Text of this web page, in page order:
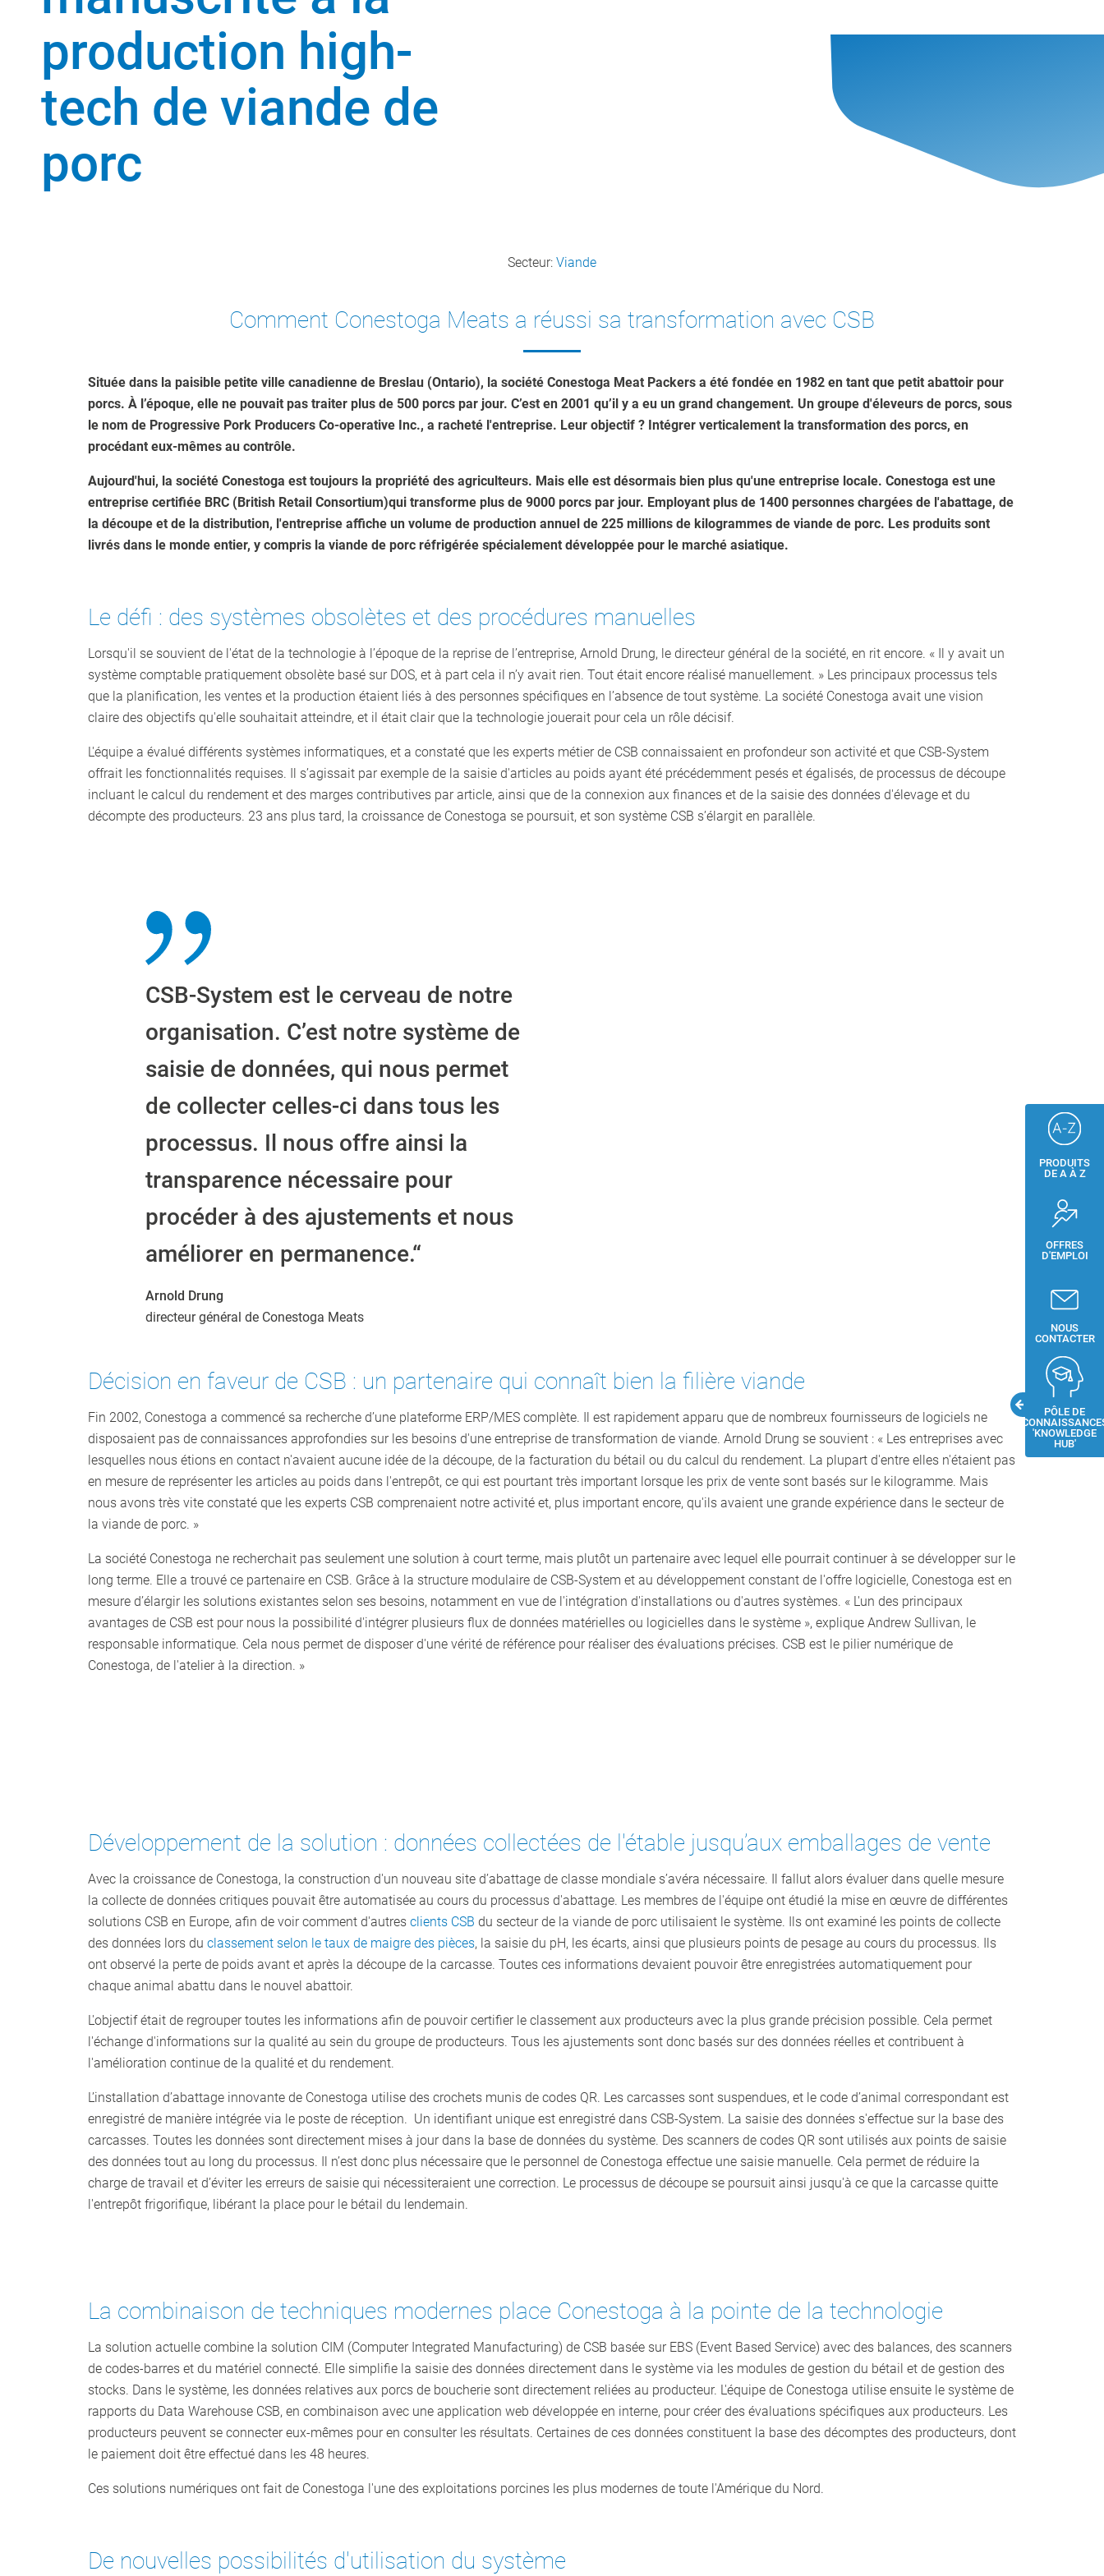
PRODUITS
DE A À Z
OFFRES
D'EMPLOI
NOUS
CONTACTER
PÔLE DE
'KNOWLEDGE
HUB'
production high-
tech de viande de
porc
Secteur: Viande
Comment Conestoga Meats a réussi sa transformation avec CSB
Située dans la paisible petite ville canadienne de Breslau (Ontario), la société Conestoga Meat Packers a été fondée en 1982 en tant que petit abattoir pour
porcs. À l’époque, elle ne pouvait pas traiter plus de 500 porcs par jour. C’est en 2001 qu’il y a eu un grand changement. Un groupe d'éleveurs de porcs, sous
le nom de Progressive Pork Producers Co-operative Inc., a racheté l'entreprise. Leur objectif ? Intégrer verticalement la transformation des porcs, en
procédant eux-mêmes au contrôle.
Aujourd'hui, la société Conestoga est toujours la propriété des agriculteurs. Mais elle est désormais bien plus qu'une entreprise locale. Conestoga est une
entreprise certifiée BRC (British Retail Consortium)qui transforme plus de 9000 porcs par jour. Employant plus de 1400 personnes chargées de l'abattage, de
la découpe et de la distribution, l'entreprise affiche un volume de production annuel de 225 millions de kilogrammes de viande de porc. Les produits sont
livrés dans le monde entier, y compris la viande de porc réfrigérée spécialement développée pour le marché asiatique.
Le défi : des systèmes obsolètes et des procédures manuelles
Lorsqu'il se souvient de l'état de la technologie à l’époque de la reprise de l’entreprise, Arnold Drung, le directeur général de la société, en rit encore. « Il y avait un
système comptable pratiquement obsolète basé sur DOS, et à part cela il n’y avait rien. Tout était encore réalisé manuellement. » Les principaux processus tels
que la planification, les ventes et la production étaient liés à des personnes spécifiques en l’absence de tout système. La société Conestoga avait une vision
claire des objectifs qu'elle souhaitait atteindre, et il était clair que la technologie jouerait pour cela un rôle décisif.
L'équipe a évalué différents systèmes informatiques, et a constaté que les experts métier de CSB connaissaient en profondeur son activité et que CSB-System
offrait les fonctionnalités requises. Il s’agissait par exemple de la saisie d'articles au poids ayant été précédemment pesés et égalisés, de processus de découpe
incluant le calcul du rendement et des marges contributives par article, ainsi que de la connexion aux finances et de la saisie des données d'élevage et du
décompte des producteurs. 23 ans plus tard, la croissance de Conestoga se poursuit, et son système CSB s’élargit en parallèle.
CSB-System est le cerveau de notre
organisation. C’est notre système de
saisie de données, qui nous permet
de collecter celles-ci dans tous les
processus. Il nous offre ainsi la
transparence nécessaire pour
procéder à des ajustements et nous
améliorer en permanence.“
Arnold Drung
directeur général de Conestoga Meats
Décision en faveur de CSB : un partenaire qui connaît bien la filière viande
Fin 2002, Conestoga a commencé sa recherche d’une plateforme ERP/MES complète. Il est rapidement apparu que de nombreux fournisseurs de logiciels ne
disposaient pas de connaissances approfondies sur les besoins d'une entreprise de transformation de viande. Arnold Drung se souvient : « Les entreprises avec
lesquelles nous étions en contact n'avaient aucune idée de la découpe, de la facturation du bétail ou du calcul du rendement. La plupart d'entre elles n'étaient pas
en mesure de représenter les articles au poids dans l'entrepôt, ce qui est pourtant très important lorsque les prix de vente sont basés sur le kilogramme. Mais
nous avons très vite constaté que les experts CSB comprenaient notre activité et, plus important encore, qu'ils avaient une grande expérience dans le secteur de
la viande de porc. »
La société Conestoga ne recherchait pas seulement une solution à court terme, mais plutôt un partenaire avec lequel elle pourrait continuer à se développer sur le
long terme. Elle a trouvé ce partenaire en CSB. Grâce à la structure modulaire de CSB-System et au développement constant de l'offre logicielle, Conestoga est en
mesure d’élargir les solutions existantes selon ses besoins, notamment en vue de l'intégration d'installations ou d'autres systèmes. « L'un des principaux
avantages de CSB est pour nous la possibilité d'intégrer plusieurs flux de données matérielles ou logicielles dans le système », explique Andrew Sullivan, le
responsable informatique. Cela nous permet de disposer d'une vérité de référence pour réaliser des évaluations précises. CSB est le pilier numérique de
Conestoga, de l'atelier à la direction. »
Développement de la solution : données collectées de l'étable jusqu’aux emballages de vente
Avec la croissance de Conestoga, la construction d'un nouveau site d’abattage de classe mondiale s’avéra nécessaire. Il fallut alors évaluer dans quelle mesure
la collecte de données critiques pouvait être automatisée au cours du processus d'abattage. Les membres de l'équipe ont étudié la mise en œuvre de différentes
solutions CSB en Europe, afin de voir comment d'autres clients CSB du secteur de la viande de porc utilisaient le système. Ils ont examiné les points de collecte
des données lors du classement selon le taux de maigre des pièces, la saisie du pH, les écarts, ainsi que plusieurs points de pesage au cours du processus. Ils
ont observé la perte de poids avant et après la découpe de la carcasse. Toutes ces informations devaient pouvoir être enregistrées automatiquement pour
chaque animal abattu dans le nouvel abattoir.
L'objectif était de regrouper toutes les informations afin de pouvoir certifier le classement aux producteurs avec la plus grande précision possible. Cela permet
l'échange d'informations sur la qualité au sein du groupe de producteurs. Tous les ajustements sont donc basés sur des données réelles et contribuent à
l'amélioration continue de la qualité et du rendement.
L’installation d’abattage innovante de Conestoga utilise des crochets munis de codes QR. Les carcasses sont suspendues, et le code d’animal correspondant est
enregistré de manière intégrée via le poste de réception. Un identifiant unique est enregistré dans CSB-System. La saisie des données s'effectue sur la base des
carcasses. Toutes les données sont directement mises à jour dans la base de données du système. Des scanners de codes QR sont utilisés aux points de saisie
des données tout au long du processus. Il n’est donc plus nécessaire que le personnel de Conestoga effectue une saisie manuelle. Cela permet de réduire la
charge de travail et d’éviter les erreurs de saisie qui nécessiteraient une correction. Le processus de découpe se poursuit ainsi jusqu'à ce que la carcasse quitte
l'entrepôt frigorifique, libérant la place pour le bétail du lendemain.
La combinaison de techniques modernes place Conestoga à la pointe de la technologie
La solution actuelle combine la solution CIM (Computer Integrated Manufacturing) de CSB basée sur EBS (Event Based Service) avec des balances, des scanners
de codes-barres et du matériel connecté. Elle simplifie la saisie des données directement dans le système via les modules de gestion du bétail et de gestion des
stocks. Dans le système, les données relatives aux porcs de boucherie sont directement reliées au producteur. L'équipe de Conestoga utilise ensuite le système de
rapports du Data Warehouse CSB, en combinaison avec une application web développée en interne, pour créer des évaluations spécifiques aux producteurs. Les
producteurs peuvent se connecter eux-mêmes pour en consulter les résultats. Certaines de ces données constituent la base des décomptes des producteurs, dont
le paiement doit être effectué dans les 48 heures.
Ces solutions numériques ont fait de Conestoga l'une des exploitations porcines les plus modernes de toute l'Amérique du Nord.
De nouvelles possibilités d'utilisation du système